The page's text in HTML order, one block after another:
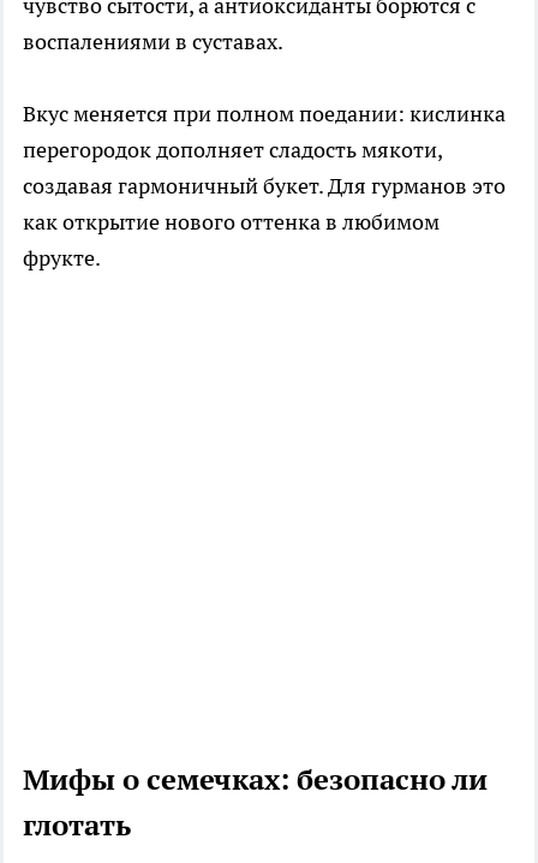
воспалениями в суставах.
Вкус меняется при полном поедании: кислинка
перегородок дополняет сладость мякоти,
создавая гармоничный букет. Для гурманов это
как открытие нового оттенка в любимом
фрукте.
Мифы о семечках: безопасно ли
глотать